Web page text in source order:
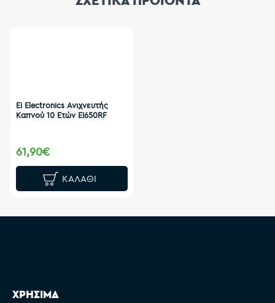
Ei Electronics Ανιχνευτής
Καπνού 10 Ετών EI650RF
61,90€
ΚΑΛΆΘΙ
ΧΡΗΣΙΜΑ